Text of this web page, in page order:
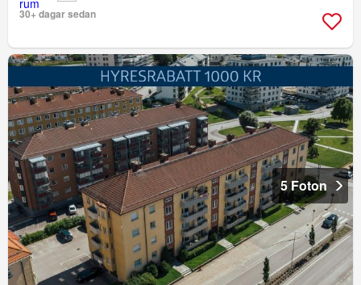
30+ dagar sedan
5 Foton